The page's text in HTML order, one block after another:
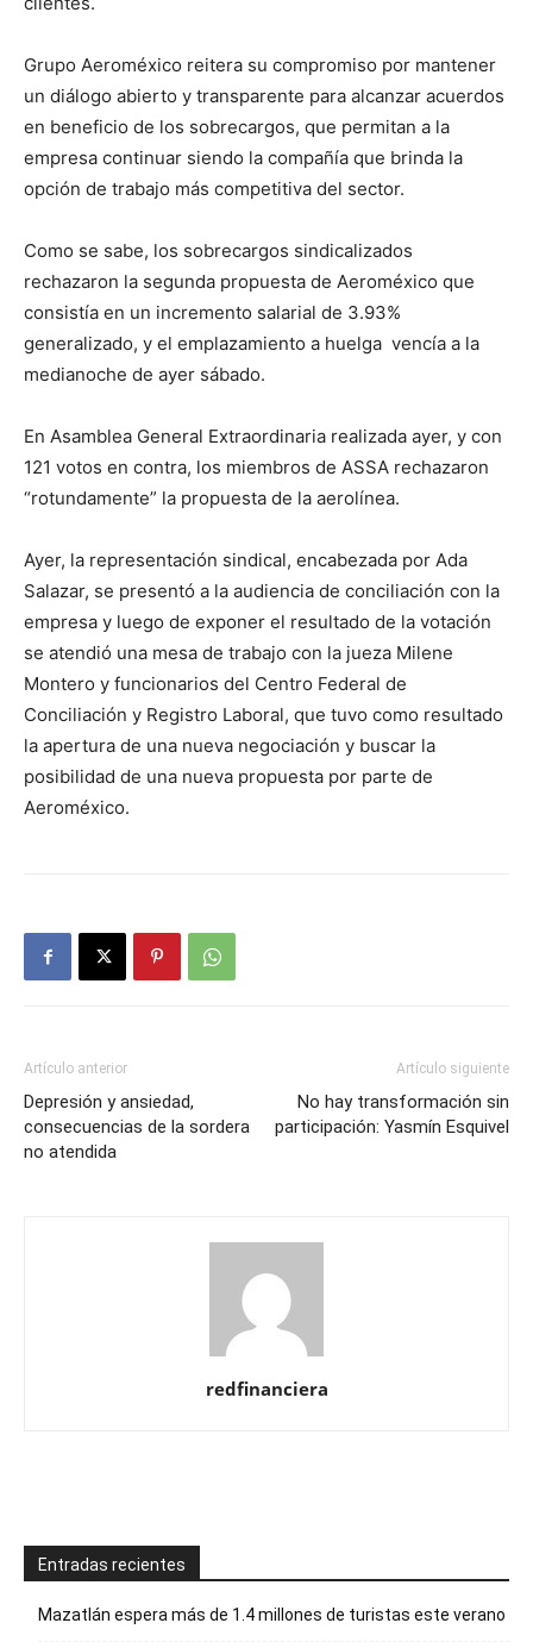
Grupo Aeroméxico reitera su compromiso por mantener
un diálogo abierto y transparente para alcanzar acuerdos
en beneficio de los sobrecargos, que permitan a la
empresa continuar siendo la compañía que brinda la
opción de trabajo más competitiva del sector.
Como se sabe, los sobrecargos sindicalizados
rechazaron la segunda propuesta de Aeroméxico que
consistía en un incremento salarial de 3.93%
generalizado, y el emplazamiento a huelga vencía a la
medianoche de ayer sábado.
En Asamblea General Extraordinaria realizada ayer, y con
121 votos en contra, los miembros de ASSA rechazaron
“rotundamente” la propuesta de la aerolínea.
Ayer, la representación sindical, encabezada por Ada
Salazar, se presentó a la audiencia de conciliación con la
empresa y luego de exponer el resultado de la votación
se atendió una mesa de trabajo con la jueza Milene
Montero y funcionarios del Centro Federal de
Conciliación y Registro Laboral, que tuvo como resultado
la apertura de una nueva negociación y buscar la
posibilidad de una nueva propuesta por parte de
Aeroméxico.
Artículo anterior
Depresión y ansiedad,
consecuencias de la sordera
no atendida
Artículo siguiente
No hay transformación sin
participación: Yasmín Esquivel
redfinanciera
Entradas recientes
Mazatlán espera más de 1.4 millones de turistas este verano